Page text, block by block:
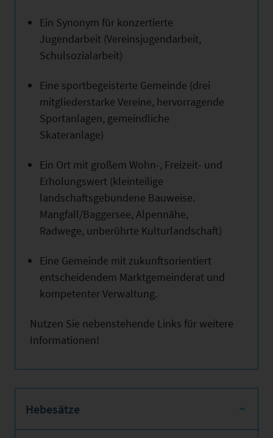
Ein Synonym für konzertierte
Jugendarbeit (Vereinsjugendarbeit,
Schulsozialarbeit)
Eine sportbegeisterte Gemeinde (drei
mitgliederstarke Vereine, hervorragende
Sportanlagen, gemeindliche
Skateranlage)
Ein Ort mit großem Wohn-, Freizeit- und
Erholungswert (kleinteilige
landschaftsgebundene Bauweise.
Mangfall/Baggersee, Alpennähe,
Radwege, unberührte Kulturlandschaft)
Eine Gemeinde mit zukunftsorientiert
entscheidendem Marktgemeinderat und
kompetenter Verwaltung.
Nutzen Sie nebenstehende Links für weitere
Informationen!
Hebesätze